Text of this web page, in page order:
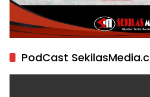
PodCast